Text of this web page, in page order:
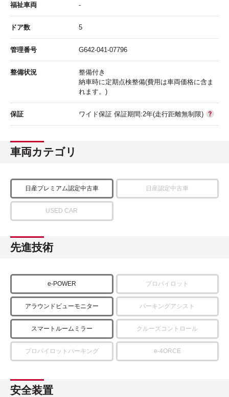
福祉車両 -
ドア数 5
管理番号 G642-041-07796
整備状況
整備付き
納車時に定期点検整備(費用は車両価格に含ま
れます。)
保証 ワイド保証 保証期間:2年(走行距離無制限)
車両カテゴリ
日産プレミアム認定中古車 日産認定中古車
USED CAR
先進技術
e-POWER プロパイロット
アラウンドビューモニター パーキングアシスト
スマートルームミラー クルーズコントロール
プロパイロットパーキング e-4ORCE
安全装置